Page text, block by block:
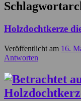
Holzdochtkerze
Veröffentlicht am 16.
Antworten